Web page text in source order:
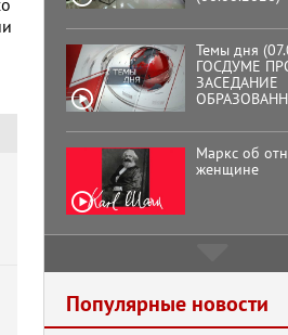
Темы дня
ГОСДУМЕ
ЗАСЕДАНИЕ
КОМИТЕТА
ПРЕЗИДЕНТА
Маркс об
женщине
кооператор
Популярные новости